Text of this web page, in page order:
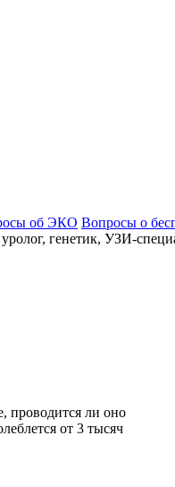
об ЭКО Вопросы о
генетик, УЗИ-
проводится ли оно
от 3 тысяч